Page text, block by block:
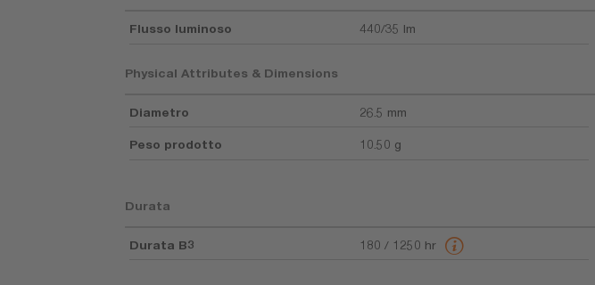
Flusso luminoso 440/35 lm
Physical Attributes & Dimensions
Diametro 26.5 mm
Peso prodotto 10.50 g
Durata
Durata B3 180 / 1250 hr